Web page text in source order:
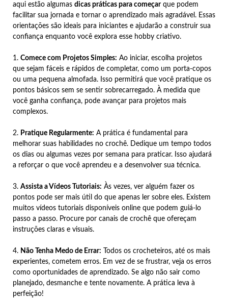
aqui estão algumas dicas práticas para começarque podem
facilitar sua jornada e tornar o aprendizado mais agradável. Essas
orientações são ideais para iniciantes e ajudarão a construir sua
confiança enquanto você explora esse hobby criativo.
1. Comece com Projetos Simples: Ao iniciar, escolha projetos
que sejam fáceis e rápidos de completar, como um porta-copos
ou uma pequena almofada. Isso permitirá que você pratique os
pontos básicos sem se sentir sobrecarregado. À medida que
você ganha confiança, pode avançar para projetos mais
complexos.
2. Pratique Regularmente: A prática é fundamental para
melhorar suas habilidades no crochê. Dedique um tempo todos
os dias ou algumas vezes por semana para praticar. Isso ajudará
a reforçar o que você aprendeu e a desenvolver sua técnica.
3. Assista a Vídeos Tutoriais: Às vezes, ver alguém fazer os
pontos pode ser mais útil do que apenas ler sobre eles. Existem
muitos vídeos tutoriais disponíveis online que podem guiá-lo
passo a passo. Procure por canais de crochê que ofereçam
instruções claras e visuais.
4. Não Tenha Medo de Errar: Todos os crocheteiros, até os mais
experientes, cometem erros. Em vez de se frustrar, veja os erros
como oportunidades de aprendizado. Se algo não sair como
planejado, desmanche e tente novamente. A prática leva à
perfeição!